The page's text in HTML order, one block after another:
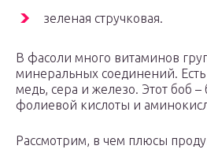
зеленая стручковая.
В фасоли много витаминов
минеральных соединений.
медь, сера и железо. Этот боб –
фолиевой кислоты и
Рассмотрим, в чем плюсы